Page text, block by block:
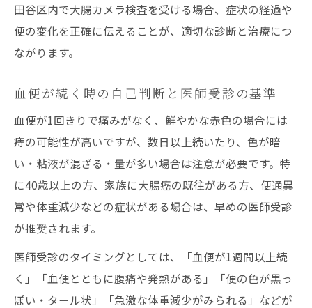
田谷区内で大腸カメラ検査を受ける場合、症状の経過や
便の変化を正確に伝えることが、適切な診断と治療につ
ながります。
血便が続く時の自己判断と医師受診の基準
血便が1回きりで痛みがなく、鮮やかな赤色の場合には
痔の可能性が高いですが、数日以上続いたり、色が暗
い・粘液が混ざる・量が多い場合は注意が必要です。特
に40歳以上の方、家族に大腸癌の既往がある方、便通異
常や体重減少などの症状がある場合は、早めの医師受診
が推奨されます。
医師受診のタイミングとしては、「血便が1週間以上続
く」「血便とともに腹痛や発熱がある」「便の色が黒っ
ぽい・タール状」「急激な体重減少がみられる」などが